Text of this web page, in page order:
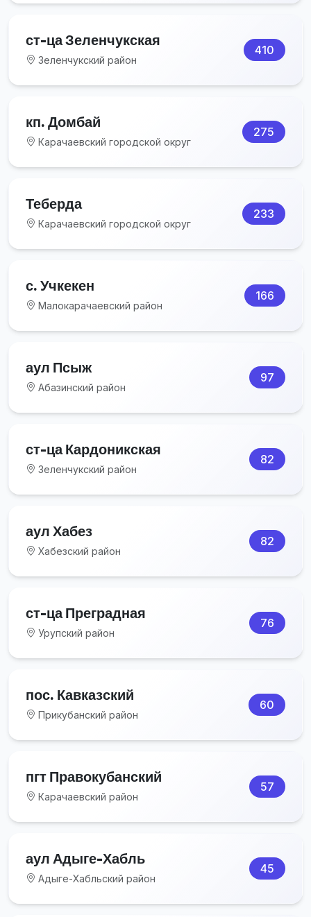
ст-ца Зеленчукская
Зеленчукский район
410
кп. Домбай
Карачаевский городской округ
275
Теберда
Карачаевский городской округ
233
с. Учкекен
Малокарачаевский район
166
аул Псыж
Абазинский район
97
ст-ца Кардоникская
Зеленчукский район
82
аул Хабез
Хабезский район
82
ст-ца Преградная
Урупский район
76
пос. Кавказский
Прикубанский район
60
пгт Правокубанский
Карачаевский район
57
аул Адыге-Хабль
Адыге-Хабльский район
45